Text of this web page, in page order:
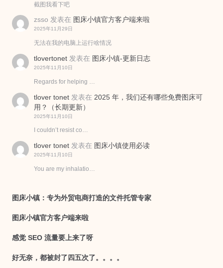
截图我看下吧
zsso 发表在 图床小镇官方客户端来啦
2025年11月29日
无法在我的电脑上运行啥情况
tlovertonet 发表在 图床小镇-更新日志
2025年11月10日
Regards for helping …
tlover tonet 发表在 2025 年，我们还有哪些免费图床可
用？（长期更新）
2025年11月10日
I couldn’t resist co…
tlover tonet 发表在 图床小镇使用必读
2025年11月10日
You are my inhalatio…
图床小镇：专为外贸电商打造的文件托管专家
图床小镇官方客户端来啦
感觉 SEO 流量要上来了呀
好无奈，都被封了四五次了。。。。